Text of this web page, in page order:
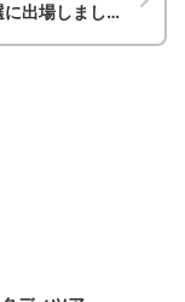
場しました。